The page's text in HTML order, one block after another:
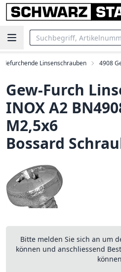
Linsenschrauben 4908
Gew-Furch
INOX A2
M2,5x6
Bossard
Bitte melden Sie sich an um
können und anschliessend